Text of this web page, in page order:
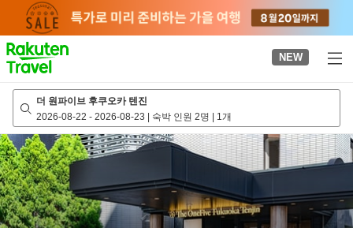
page
NEW
더 원파이브 후쿠오카 텐진
2026-08-22 - 2026-08-23 | 숙박 인원 2명 | 1개